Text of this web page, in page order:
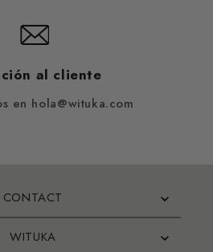
al cliente
en hola@wituka.com
CONTACT
WITUKA